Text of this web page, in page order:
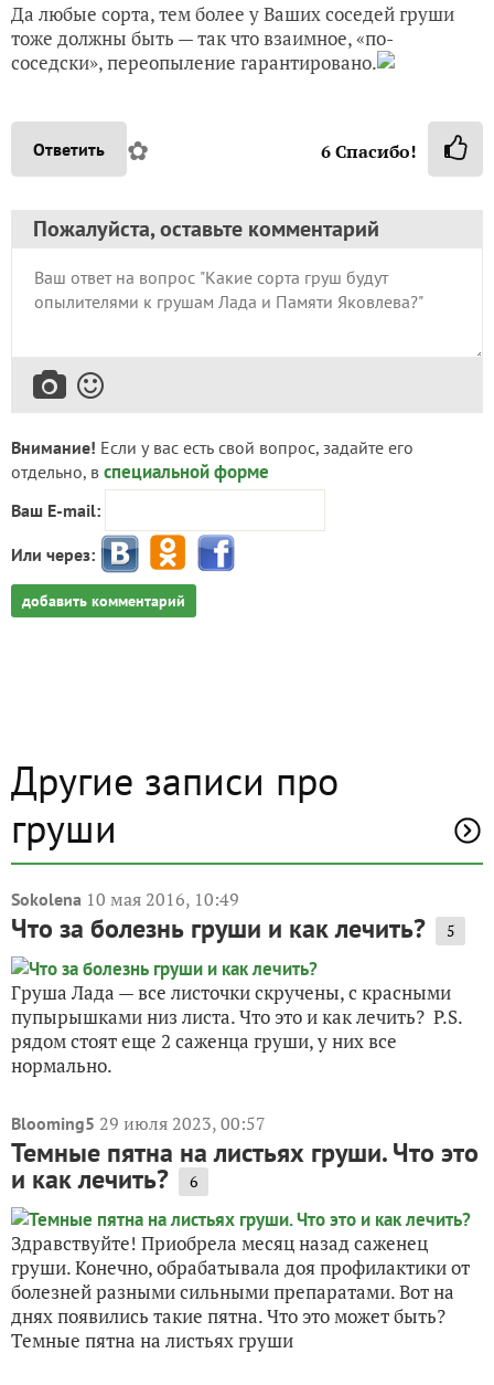
Да любые сорта, тем более у Ваших соседей груши
тоже должны быть — так что взаимное, «по-
соседски», переопыление гарантировано.
Ответить ✿ 6Спасибо!
Пожалуйста, оставьте комментарий
Внимание! Если у вас есть свой вопрос, задайте его
отдельно, в специальной форме
Ваш E-mail:
Или через:
добавить комментарий
Другие записи про
груши
Sokolena 10 мая 2016, 10:49
Что за болезнь груши и как лечить? 5
Груша Лада — все листочки скручены, с красными
пупырышками низ листа. Что это и как лечить? P.S.
рядом стоят еще 2 саженца груши, у них все
нормально.
Blooming5 29 июля 2023, 00:57
Темные пятна на листьях груши. Что это
и как лечить? 6
Здравствуйте! Приобрела месяц назад саженец
груши. Конечно, обрабатывала доя профилактики от
болезней разными сильными препаратами. Вот на
днях появились такие пятна. Что это может быть?
Темные пятна на листьях груши